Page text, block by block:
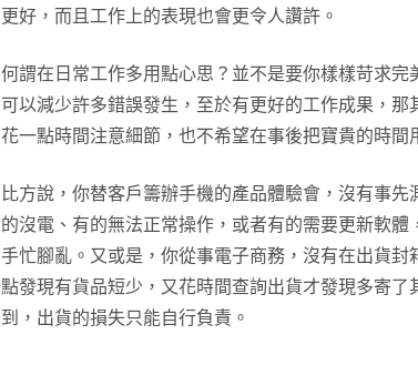
更好，而且工作上的表現也會更令人讚許。
何謂在日常工作多用點心思？並不是要你樣樣苛求完
可以減少許多錯誤發生，至於有更好的工作成果，
花一點時間注意細節，也不希望在事後把寶貴的時間
比方說，你替客戶籌辦手機的產品體驗會，沒有事
的沒電、有的無法正常操作，或者有的需要更新軟
手忙腳亂。又或是，你從事電子商務，沒有在出貨
點發現有貨品短少，又花時間查詢出貨才發現多寄
到，出貨的損失只能自行負責。